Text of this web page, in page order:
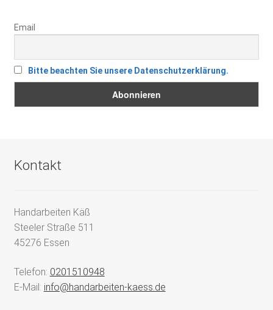
Email
Bitte beachten Sie unsere Datenschutzerklärung.
Kontakt
Handarbeiten Käß
Steeler Straße 511
45276 Essen
Telefon: 0201510948
E-Mail: info@handarbeiten-kaess.de